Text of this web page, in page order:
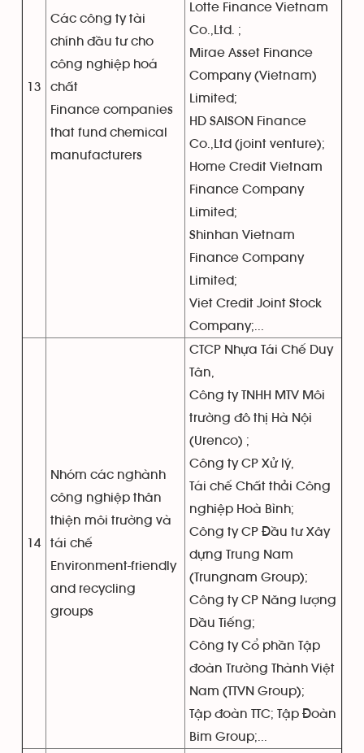
13
Các công ty tài
chính đầu tư cho
công nghiệp hoá
chất
Finance companies
that fund chemical
manufacturers
Lotte Finance Vietnam
Co.,Ltd. ;
Mirae Asset Finance
Company (Vietnam)
Limited;
HD SAISON Finance
Co.,Ltd (joint venture);
Home Credit Vietnam
Finance Company
Limited;
Shinhan Vietnam
Finance Company
Limited;
Viet Credit Joint Stock
Company;...
14
Nhóm các nghành
công nghiệp thân
thiện môi trường và
tái chế
Environment-friendly
and recycling
groups
CTCP Nhựa Tái Chế Duy
Tân,
Công ty TNHH MTV Môi
trường đô thị Hà Nội
(Urenco) ;
Công ty CP Xử lý,
Tái chế Chất thải Công
nghiệp Hoà Bình;
Công ty CP Đầu tư Xây
dựng Trung Nam
(Trungnam Group);
Công ty CP Năng lượng
Dầu Tiếng;
Công ty Cổ phần Tập
đoàn Trường Thành Việt
Nam (TTVN Group);
Tập đoàn TTC; Tập Đoàn
Bim Group;...